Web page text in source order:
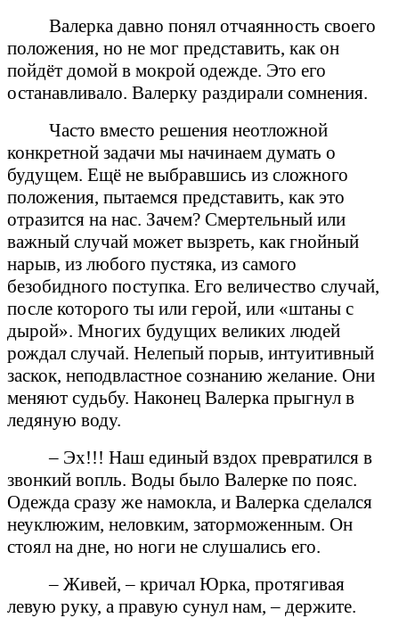
Валерка давно понял отчаянность своего
положения, но не мог представить, как он
пойдёт домой в мокрой одежде. Это его
останавливало. Валерку раздирали сомнения.
Часто вместо решения неотложной
конкретной задачи мы начинаем думать о
будущем. Ещё не выбравшись из сложного
положения, пытаемся представить, как это
отразится на нас. Зачем? Смертельный или
важный случай может вызреть, как гнойный
нарыв, из любого пустяка, из самого
безобидного поступка. Его величество случай,
после которого ты или герой, или «штаны с
дырой». Многих будущих великих людей
рождал случай. Нелепый порыв, интуитивный
заскок, неподвластное сознанию желание. Они
меняют судьбу. Наконец Валерка прыгнул в
ледяную воду.
– Эх!!! Наш единый вздох превратился в
звонкий вопль. Воды было Валерке по пояс.
Одежда сразу же намокла, и Валерка сделался
неуклюжим, неловким, заторможенным. Он
стоял на дне, но ноги не слушались его.
– Живей, – кричал Юрка, протягивая
левую руку, а правую сунул нам, – держите.